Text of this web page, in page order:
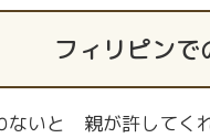
フィリピンで
いと 親が許してく